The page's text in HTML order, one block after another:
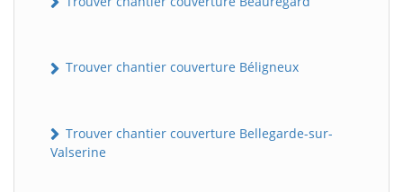
Trouver chantier couverture Béligneux
Trouver chantier couverture Bellegarde-sur-
Valserine